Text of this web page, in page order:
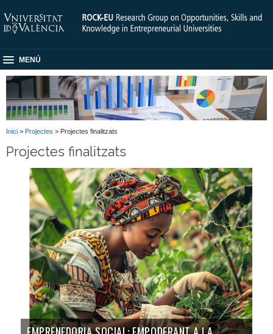
MENÚ
Inici > Projectes > Projectes finalitzats
Projectes finalitzats